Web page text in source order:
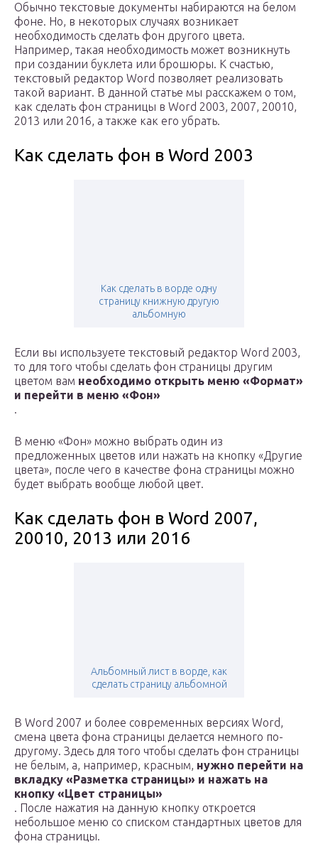
Обычно текстовые документы набираются на белом
фоне. Но, в некоторых случаях возникает
необходимость сделать фон другого цвета.
Например, такая необходимость может возникнуть
при создании буклета или брошюры. К счастью,
текстовый редактор Word позволяет реализовать
такой вариант. В данной статье мы расскажем о том,
как сделать фон страницы в Word 2003, 2007, 20010,
2013 или 2016, а также как его убрать.
Как сделать фон в Word 2003
Как сделать в ворде одну
страницу книжную другую
альбомную
Если вы используете текстовый редактор Word 2003,
то для того чтобы сделать фон страницы другим
цветом вам необходимо открыть меню «Формат»
и перейти в меню «Фон»
.
В меню «Фон» можно выбрать один из
предложенных цветов или нажать на кнопку «Другие
цвета», после чего в качестве фона страницы можно
будет выбрать вообще любой цвет.
Как сделать фон в Word 2007,
20010, 2013 или 2016
Альбомный лист в ворде, как
сделать страницу альбомной
В Word 2007 и более современных версиях Word,
смена цвета фона страницы делается немного по-
другому. Здесь для того чтобы сделать фон страницы
не белым, а, например, красным, нужно перейти на
вкладку «Разметка страницы» и нажать на
кнопку «Цвет страницы»
. После нажатия на данную кнопку откроется
небольшое меню со списком стандартных цветов для
фона страницы.